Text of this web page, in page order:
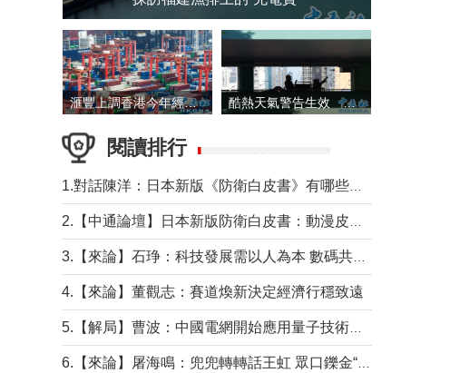
滙豐上調香港今年經濟增長預測至4.5% 酷熱天氣警告生效 本港高溫持續至下周
閱讀排行
4.【來論】董觀志：賽道煥新決定經濟行穩致遠